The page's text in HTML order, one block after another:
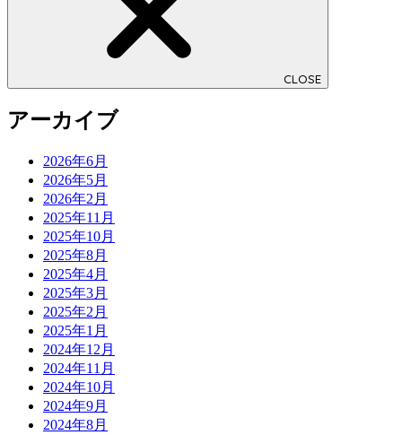
CLOSE
アーカイブ
2026年6月
2026年5月
2026年2月
2025年11月
2025年10月
2025年8月
2025年4月
2025年3月
2025年2月
2025年1月
2024年12月
2024年11月
2024年10月
2024年9月
2024年8月